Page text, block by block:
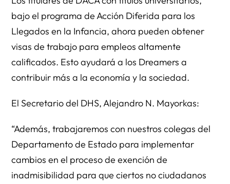
bajo el programa de Acción Diferida para los
Llegados en la Infancia, ahora pueden obtener
visas de trabajo para empleos altamente
calificados. Esto ayudará a los Dreamers a
contribuir más a la economía y la sociedad.
El Secretario del DHS, Alejandro N. Mayorkas:
“Además, trabajaremos con nuestros colegas del
Departamento de Estado para implementar
cambios en el proceso de exención de
inadmisibilidad para que ciertos no ciudadanos